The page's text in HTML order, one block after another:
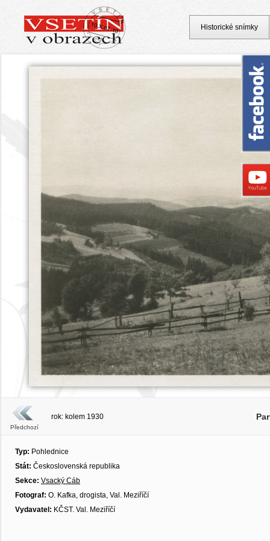
Předchozí
rok: kolem 1930
Typ: Pohlednice
Stát: Československá republika
Sekce: Vsacký Cáb
Fotograf: O. Kafka, drogista, Val. Meziříčí
Vydavatel: KČST. Val. Meziříčí
Historické snímky